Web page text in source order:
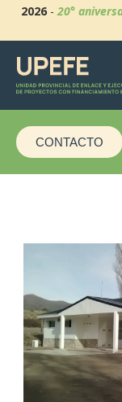
2026-20°
CONTACTO